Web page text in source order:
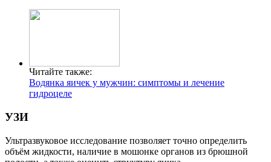
Читайте также:
Водянка яичек у мужчин: симптомы и лечение
гидроцеле
УЗИ
Ультразвуковое исследование позволяет точно определить
объём жидкости, наличие в мошонке органов из брюшной